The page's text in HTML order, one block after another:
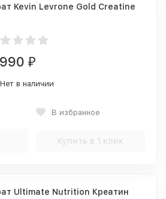
Kevin Levrone Gold Creatine
₽
Нет в наличии
В избранное
Купить в 1 клик
Ultimate Nutrition Креатин